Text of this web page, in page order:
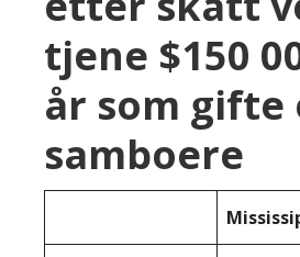
tjene $150
år som gifte
samboere